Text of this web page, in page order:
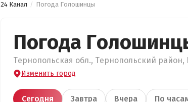
24 Канал Погода Голошинцы
Погода
Тернопольская обл., Тернопольский
Изменить город
Сегодня Завтра Вчера По